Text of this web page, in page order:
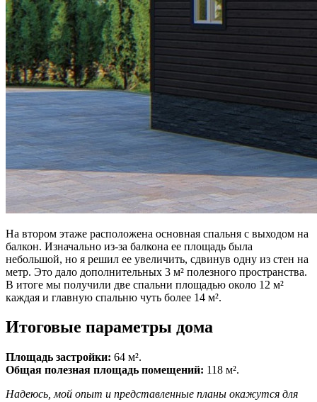
На втором этаже расположена основная спальня с выходом на
балкон. Изначально из-за балкона ее площадь была
небольшой, но я решил ее увеличить, сдвинув одну из стен на
метр. Это дало дополнительных 3 м² полезного пространства.
В итоге мы получили две спальни площадью около 12 м²
каждая и главную спальню чуть более 14 м².
Итоговые параметры дома
Площадь застройки: 64 м².
Общая полезная площадь помещений: 118 м².
Надеюсь, мой опыт и представленные планы окажутся для